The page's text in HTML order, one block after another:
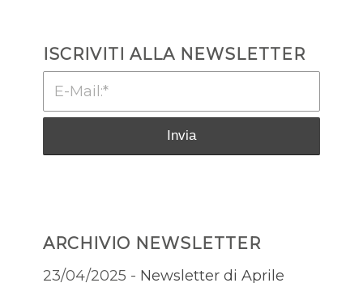
ISCRIVITI ALLA NEWSLETTER
ARCHIVIO NEWSLETTER
23/04/2025 - Newsletter di Aprile